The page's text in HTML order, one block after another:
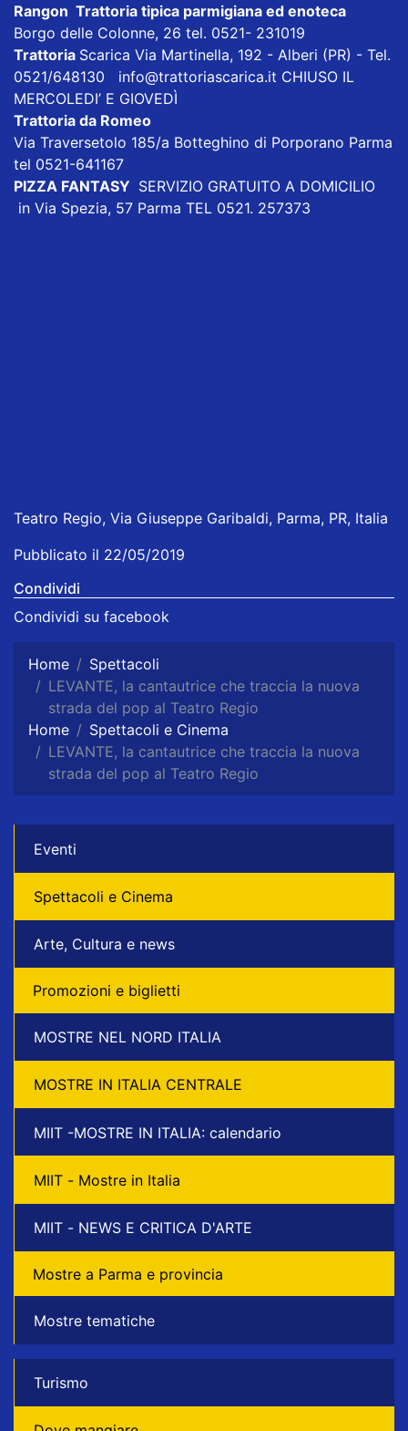
Rangon Trattoria tipica parmigiana ed enoteca
Borgo delle Colonne, 26 tel. 0521- 231019
Trattoria Scarica Via Martinella, 192 - Alberi (PR) - Tel.
0521/648130 info@trattoriascarica.it CHIUSO IL
MERCOLEDI’ E GIOVEDÌ
Trattoria da Romeo
Via Traversetolo 185/a Botteghino di Porporano Parma
tel 0521-641167
PIZZA FANTASY SERVIZIO GRATUITO A DOMICILIO
in Via Spezia, 57 Parma TEL 0521. 257373
Teatro Regio, Via Giuseppe Garibaldi, Parma, PR, Italia
Pubblicato il 22/05/2019
Condividi
Condividi su facebook
Home
Spettacoli
LEVANTE, la cantautrice che traccia la nuova
strada del pop al Teatro Regio
Home
Spettacoli e Cinema
LEVANTE, la cantautrice che traccia la nuova
strada del pop al Teatro Regio
Eventi
Spettacoli e Cinema
Arte, Cultura e news
Promozioni e biglietti
MOSTRE NEL NORD ITALIA
MOSTRE IN ITALIA CENTRALE
MIIT -MOSTRE IN ITALIA: calendario
MIIT - Mostre in Italia
MIIT - NEWS E CRITICA D'ARTE
Mostre a Parma e provincia
Mostre tematiche
Turismo